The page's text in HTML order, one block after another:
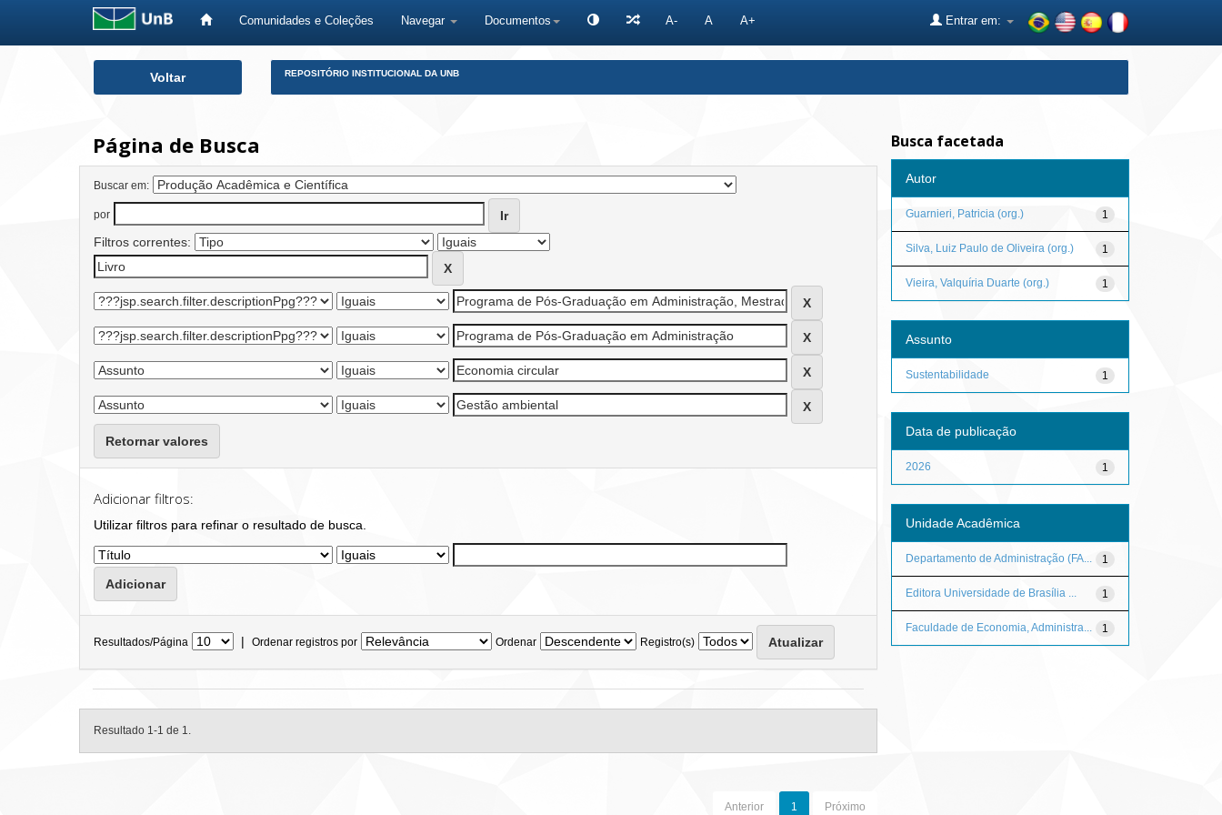
Comunidades e Coleções Navegar Documentos A- A A+ Entrar em:
Voltar REPOSITÓRIO INSTITUCIONAL DA UNB
Página de Busca
Buscar em:
por
Filtros correntes:
Retornar valores
Adicionar filtros:
Utilizar filtros para refinar o resultado de busca.
Resultados/Página | Ordenar registros por Ordenar Registro(s)
Resultado 1-1 de 1.
Anterior 1 Próximo
Busca facetada
Autor
1
Guarnieri, Patricia (org.)
1
Silva, Luiz Paulo de Oliveira (org.)
1
Vieira, Valquíria Duarte (org.)
Assunto
1
Sustentabilidade
Data de publicação
1
2026
Unidade Acadêmica
1
Departamento de Administração (FA...
1
Editora Universidade de Brasília ...
1
Faculdade de Economia, Administra...